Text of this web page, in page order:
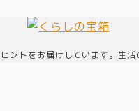
ントをお届けしています。生